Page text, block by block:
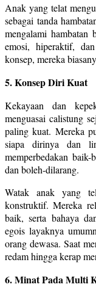
Anak yang telat
sebagai tanda
mengalami hambatan
emosi, hiperaktif,
konsep, mereka
5. Konsep Diri Kuat
Kekayaan dan
menguasai calistung
paling kuat. Mereka
siapa dirinya dan
memperbedakan baik-
dan boleh-dilarang.
Watak anak yang
konstruktif. Mereka
baik, serta bahaya
egois layaknya
orang dewasa. Saat
redam hingga kerap
6. Minat Pada Multi